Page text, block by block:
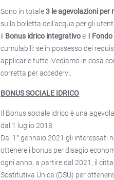
Sono in totale3 le agevolazioni per
sulla bolletta dell'acqua per gli
il Bonus idrico integrativoe il Fondo
cumulabili: se in possesso dei
applicarle tutte. Vediamo in cosa
corretta per accedervi.
BONUS SOCIALE IDRICO
Il Bonus sociale idrico è una
dal 1 luglio 2018.
Dal 1° gennaio 2021 gli interessati
ottenere i bonus per disagio
ogni anno, a partire dal 2021, il
Sostitutiva Unica (DSU) per